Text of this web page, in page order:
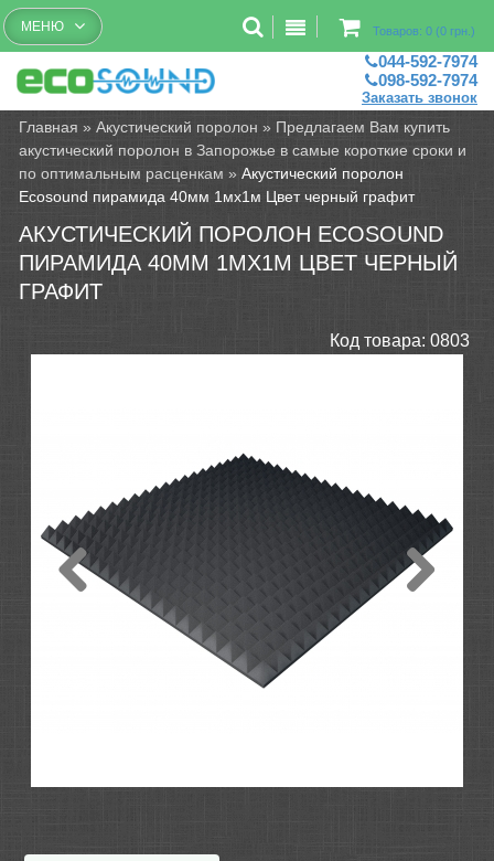
Бесплатный рассчет помещений
Товаров: 0 (0 грн.)
МЕНЮ
044-592-7974
098-592-7974
Заказать звонок
Главная »Акустический поролон » Предлагаем Вам купить
акустический поролон в Запорожье в самые короткие сроки и
по оптимальным расценкам »Акустический поролон
Ecosound пирамида 40мм 1мх1м Цвет черный графит
АКУСТИЧЕСКИЙ ПОРОЛОН ECOSOUND
ПИРАМИДА 40ММ 1МХ1М ЦВЕТ ЧЕРНЫЙ
ГРАФИТ
Код товара: 0803